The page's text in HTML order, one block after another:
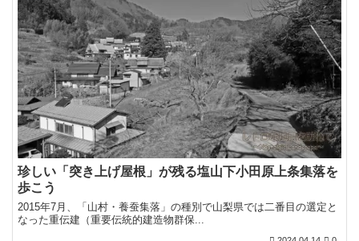
珍しい「突き上げ屋根」が残る塩山下小田原上条集落を
歩こう
2015年7月、「山村・養蚕集落」の種別で山梨県では二番目の選定と
なった重伝建（重要伝統的建造物群保...